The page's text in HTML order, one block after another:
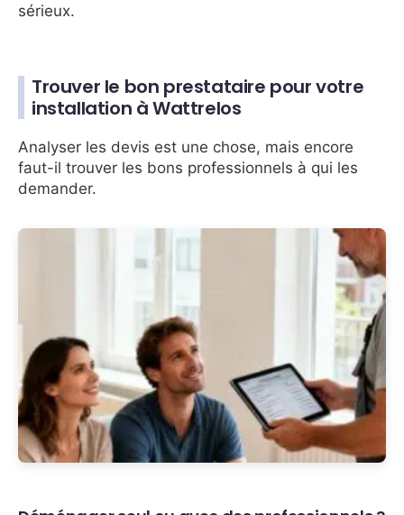
sérieux.
Trouver le bon prestataire pour votre
installation à Wattrelos
Analyser les devis est une chose, mais encore
faut-il trouver les bons professionnels à qui les
demander.